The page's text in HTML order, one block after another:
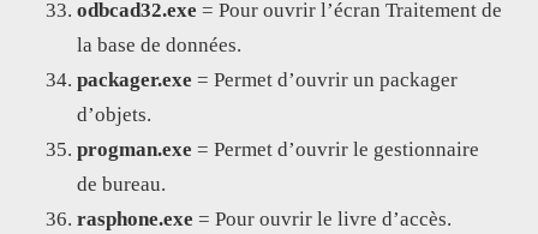
odbcad32.exe = Pour ouvrir l’écran Traitement de
la base de données.
packager.exe = Permet d’ouvrir un packager
d’objets.
progman.exe = Permet d’ouvrir le gestionnaire
de bureau.
rasphone.exe = Pour ouvrir le livre d’accès.